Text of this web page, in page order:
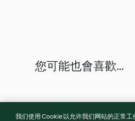
您可能也會喜歡...
我们使用 Cookie 以允许我们网站的正常